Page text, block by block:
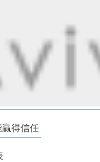
得信任